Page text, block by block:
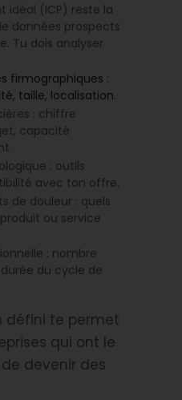
idéal (ICP) reste la
données prospects
Tu dois analyser
firmographiques :
taille, localisation.
: chiffre
capacité
: outils
avec ton offre.
de douleur : quels
ou service
: nombre
du cycle de
défini te permet
qui ont le
devenir des